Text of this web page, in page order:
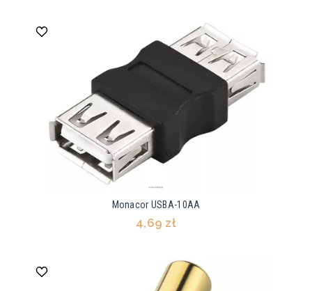
Monacor USBA-10AA
4,69 zł